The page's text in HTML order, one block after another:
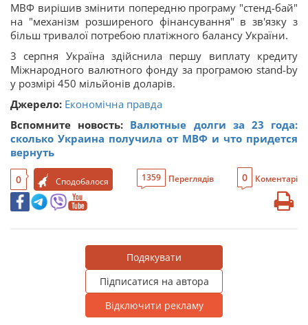
МВФ вирішив змінити попередню програму "стенд-бай"
на "механізм розширеного фінансування" в зв'язку з
більш тривалої потребою платіжного балансу України.
3 серпня Україна здійснила першу виплату кредиту
Міжнародного валютного фонду за програмою stand-by
у розмірі 450 мільйонів доларів.
Джерело: Економічна правда
Вспомните новость: Валютные долги за 23 года:
сколько Украина получила от МВФ и что придется
вернуть
0 Сподобалося 1359 Переглядів 0 Коментарі
Подякувати
Підписатися на автора
Відключити рекламу